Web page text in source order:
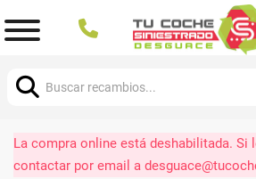
La compra online está deshabilitada. Si
contactar por email a